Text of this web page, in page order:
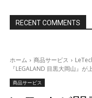
RECENT COMMENTS